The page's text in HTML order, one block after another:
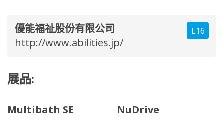
L16
優能福祉股份有限公司
http://www.abilities.jp/
展品:
Multibath SE NuDrive